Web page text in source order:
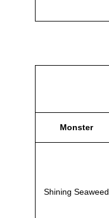
Monster
Shining Seaweed